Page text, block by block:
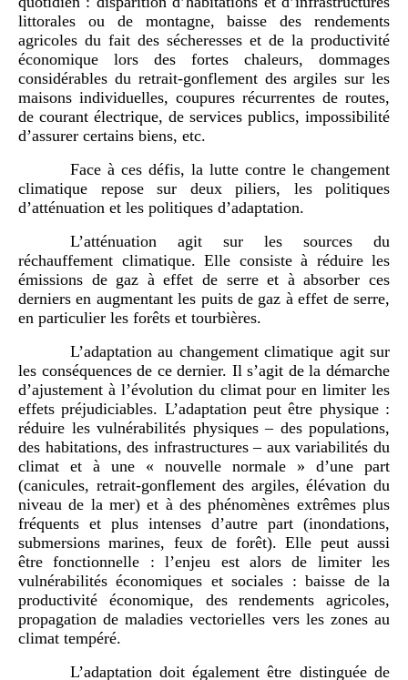
littorales ou de montagne, baisse des rendements
agricoles du fait des sécheresses et de la productivité
économique lors des fortes chaleurs, dommages
considérables du retrait-gonflement des argiles sur les
maisons individuelles, coupures récurrentes de routes,
de courant électrique, de services publics, impossibilité
d’assurer certains biens, etc.
Face à ces défis, la lutte contre le changement
climatique repose sur deux piliers, les politiques
d’atténuation et les politiques d’adaptation.
L’atténuation agit sur les sources du
réchauffement climatique. Elle consiste à réduire les
émissions de gaz à effet de serre et à absorber ces
derniers en augmentant les puits de gaz à effet de serre,
en particulier les forêts et tourbières.
L’adaptation au changement climatique agit sur
les conséquences de ce dernier. Il s’agit de la démarche
d’ajustement à l’évolution du climat pour en limiter les
effets préjudiciables. L’adaptation peut être physique :
réduire les vulnérabilités physiques – des populations,
des habitations, des infrastructures – aux variabilités du
climat et à une « nouvelle normale » d’une part
(canicules, retrait-gonflement des argiles, élévation du
niveau de la mer) et à des phénomènes extrêmes plus
fréquents et plus intenses d’autre part (inondations,
submersions marines, feux de forêt). Elle peut aussi
être fonctionnelle : l’enjeu est alors de limiter les
vulnérabilités économiques et sociales : baisse de la
productivité économique, des rendements agricoles,
propagation de maladies vectorielles vers les zones au
climat tempéré.
L’adaptation doit également être distinguée de